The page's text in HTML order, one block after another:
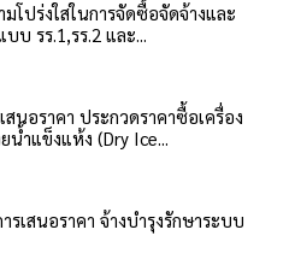
มโปร่งใสในการจัดซื้อจัดจ้างและ
รร.1,รร.2 และ...
นอราคา ประกวดราคาซื้อเครื่อง
น้ำแข็งแห้ง (Dry Ice...
เสนอราคา จ้างบำรุงรักษาระบบ